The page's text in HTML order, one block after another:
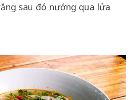
sau đó nướng qua lửa